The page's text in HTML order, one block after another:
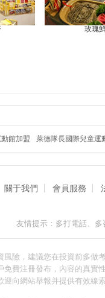
玫瑰
館加盟 萊德隊長國際兒童運
關于我們 會員服務
友情提示：多打電話、
險，建議您在投資前多
費注冊發布，內容的真
向網站舉報并提供有效線